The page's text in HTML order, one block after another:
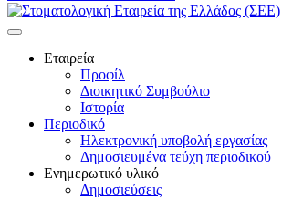
Εταιρεία
Προφίλ
Διοικητικό Συμβούλιο
Ιστορία
Περιοδικό
Ηλεκτρονική υποβολή εργασίας
Δημοσιευμένα τεύχη περιοδικού
Ενημερωτικό υλικό
Δημοσιεύσεις